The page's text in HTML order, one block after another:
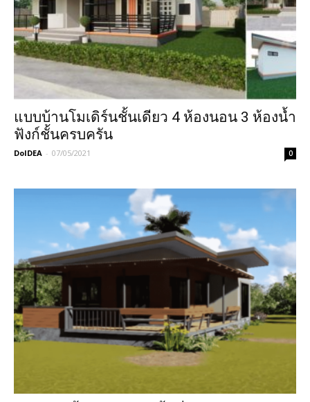
แบบบ้านโมเดิร์นชั้นเดียว 4 ห้องนอน 3 ห้องน้ำ
ฟังก์ชั้นครบครัน
DoIDEA - 07/05/2021 0